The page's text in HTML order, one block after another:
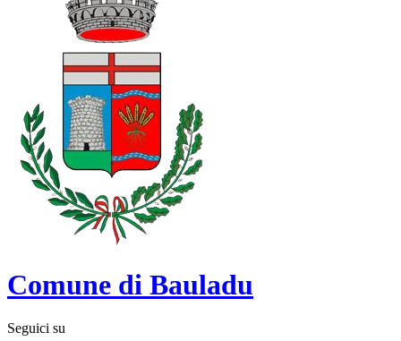
Comune di Bauladu
Seguici su